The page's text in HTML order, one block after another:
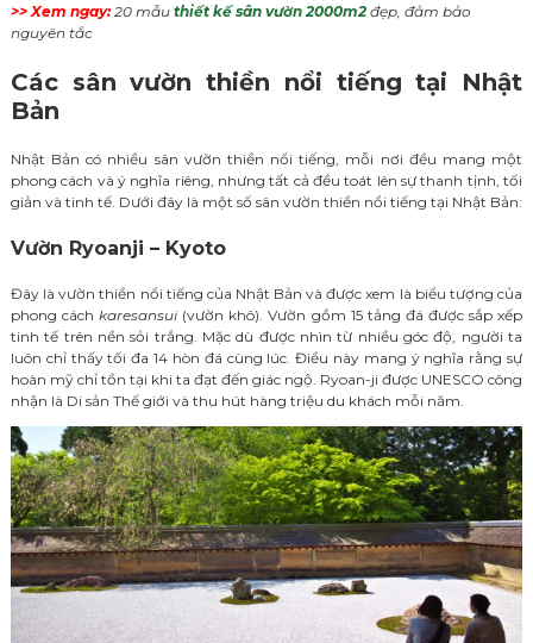
>> Xem ngay: 20 mẫu thiết kế sân vườn 2000m2 đẹp, đảm bảo
nguyên tắc
Các sân vườn thiền nổi tiếng tại Nhật
Bản
Nhật Bản có nhiều sân vườn thiền nổi tiếng, mỗi nơi đều mang một
phong cách và ý nghĩa riêng, nhưng tất cả đều toát lên sự thanh tịnh, tối
giản và tinh tế. Dưới đây là một số sân vườn thiền nổi tiếng tại Nhật Bản:
Vườn Ryoanji – Kyoto
Đây là vườn thiền nổi tiếng của Nhật Bản và được xem là biểu tượng của
phong cách karesansui (vườn khô). Vườn gồm 15 tảng đá được sắp xếp
tinh tế trên nền sỏi trắng. Mặc dù được nhìn từ nhiều góc độ, người ta
luôn chỉ thấy tối đa 14 hòn đá cùng lúc. Điều này mang ý nghĩa rằng sự
hoàn mỹ chỉ tồn tại khi ta đạt đến giác ngộ. Ryoan-ji được UNESCO công
nhận là Di sản Thế giới và thu hút hàng triệu du khách mỗi năm.